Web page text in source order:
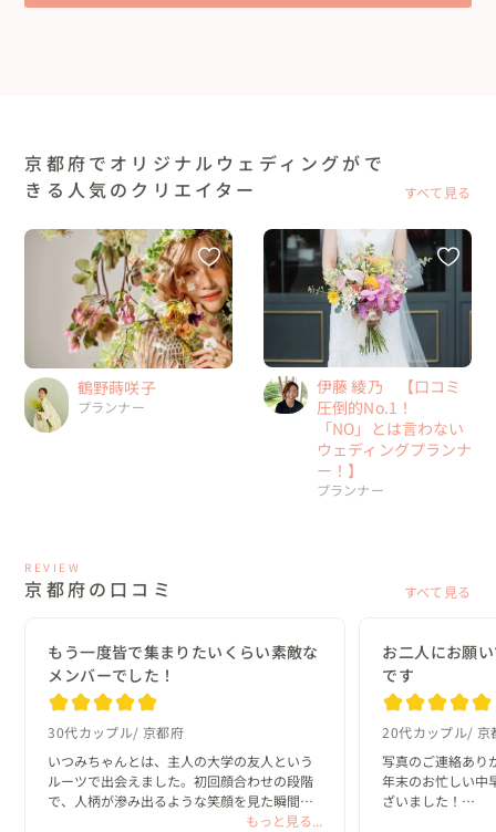
京都府でオリジナルウェディングがで
きる人気のクリエイター
すべて見る
鶴野蒔咲子
プランナー
伊藤 綾乃 【口コミ
圧倒的No.1！
「NO」とは言わない
ウェディングプランナ
ー！】
プランナー
REVIEW
京都府の口コミ すべて見る
もう一度皆で集まりたいくらい素敵な
メンバーでした！
30代カップル 京都府
いつみちゃんとは、主人の大学の友人という
ルーツで出会えました。初回顔合わせの段階
で、人柄が滲み出るような笑顔を見た瞬間
「あ、この人にお願いしよう。」と即決でき
もっと見る...
お二人にお願
です
20代カップル 京
写真のご連絡あり
年末のお忙しい中
ざいました！